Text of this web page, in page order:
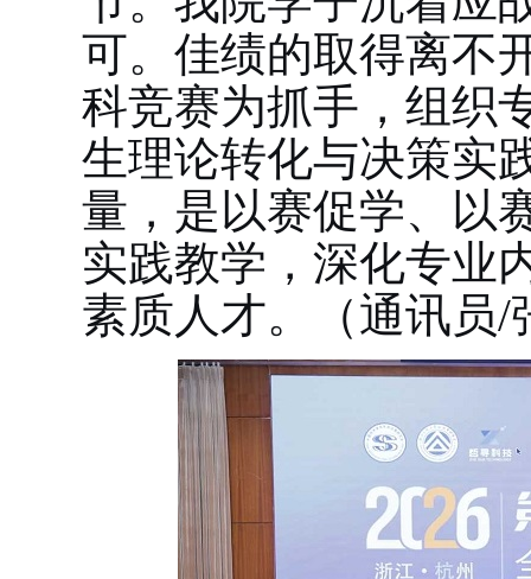
可。佳绩的取得离不
科竞赛为抓手，组织
生理论转化与决策实
量，是以赛促学、以
实践教学，深化专业
素质人才。（通讯员/